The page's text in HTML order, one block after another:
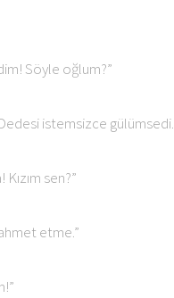
Söyle oğlum?”
istemsizce gülümsedi.
sen?”
etme.”